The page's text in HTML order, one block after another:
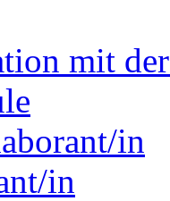
mit
in
in